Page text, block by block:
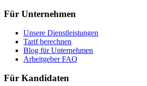
Für Unternehmen
Unsere Dienstleistungen
Tarif berechnen
Blog für Unternehmen
Arbeitgeber FAQ
Für Kandidaten